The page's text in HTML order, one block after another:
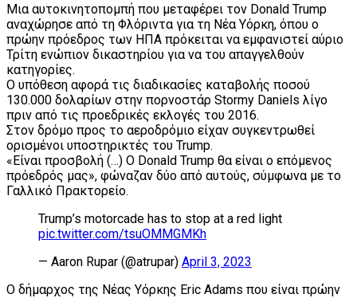
Μια αυτοκινητοπομπή που μεταφέρει τον Donald Trump
αναχώρησε από τη Φλόριντα για τη Νέα Υόρκη, όπου ο
πρώην πρόεδρος των ΗΠΑ πρόκειται να εμφανιστεί αύριο
Τρίτη ενώπιον δικαστηρίου για να του απαγγελθούν
κατηγορίες.
Ο υπόθεση αφορά τις διαδικασίες καταβολής ποσού
130.000 δολαρίων στην πορνοστάρ Stormy Daniels λίγο
πριν από τις προεδρικές εκλογές του 2016.
Στον δρόμο προς το αεροδρόμιο είχαν συγκεντρωθεί
ορισμένοι υποστηρικτές του Trump.
«Είναι προσβολή (…) Ο Donald Trump θα είναι ο επόμενος
πρόεδρός μας», φώναζαν δύο από αυτούς, σύμφωνα με το
Γαλλικό Πρακτορείο.
Trump’s motorcade has to stop at a red light
pic.twitter.com/tsuOMMGMKh
— Aaron Rupar (@atrupar) April 3, 2023
Ο δήμαρχος της Νέας Υόρκης Eric Adams που είναι πρώην